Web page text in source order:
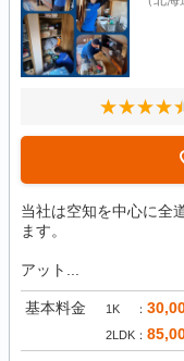
当社は空知を中心に全
ます。
アット...
基本料金 1K
2LDK